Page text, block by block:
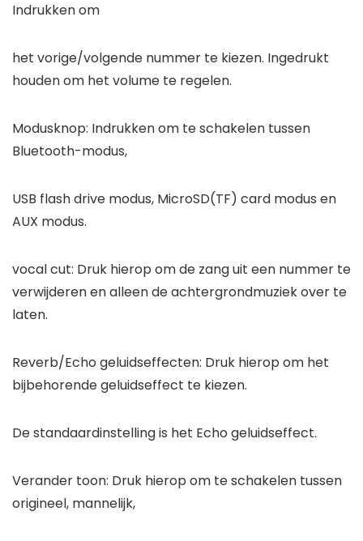
Indrukken om
het vorige/volgende nummer te kiezen. Ingedrukt
houden om het volume te regelen.
Modusknop: Indrukken om te schakelen tussen
Bluetooth-modus,
USB flash drive modus, MicroSD(TF) card modus en
AUX modus.
vocal cut: Druk hierop om de zang uit een nummer te
verwijderen en alleen de achtergrondmuziek over te
laten.
Reverb/Echo geluidseffecten: Druk hierop om het
bijbehorende geluidseffect te kiezen.
De standaardinstelling is het Echo geluidseffect.
Verander toon: Druk hierop om te schakelen tussen
origineel, mannelijk,